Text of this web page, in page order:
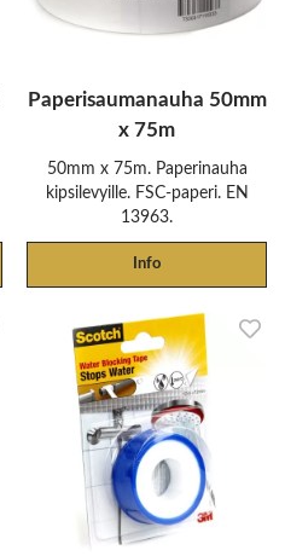
Paperisaumanauha 50mm
x 75m
50mm x 75m. Paperinauha
kipsilevyille. FSC-paperi. EN
13963.
Info